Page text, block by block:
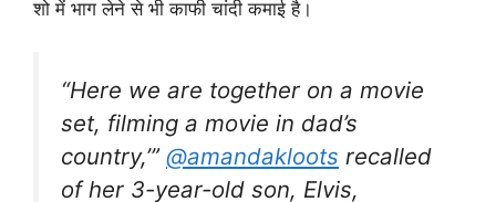
शो में भाग लेने से भी काफी चांदी कमाई है।
“Here we are together on a movie
set, filming a movie in dad’s
country,’” @amandakloots recalled
of her 3-year-old son, Elvis,